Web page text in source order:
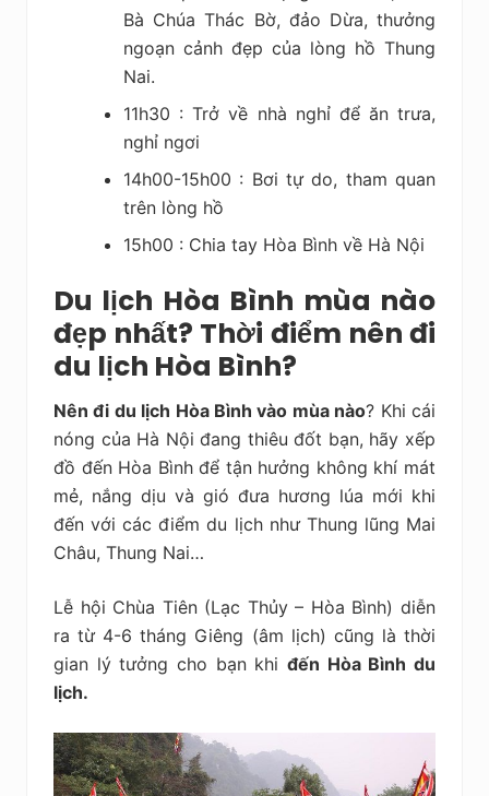
Bà Chúa Thác Bờ, đảo Dừa, thưởng
ngoạn cảnh đẹp của lòng hồ Thung
Nai.
11h30 : Trở về nhà nghỉ để ăn trưa,
nghỉ ngơi
14h00-15h00 : Bơi tự do, tham quan
trên lòng hồ
15h00 : Chia tay Hòa Bình về Hà Nội
Du lịch Hòa Bình mùa nào
đẹp nhất? Thời điểm nên đi
du lịch Hòa Bình?
Nên đi du lịch Hòa Bìnhvào mùa nào? Khi cái
nóng của Hà Nội đang thiêu đốt bạn, hãy xếp
đồ đến Hòa Bình để tận hưởng không khí mát
mẻ, nắng dịu và gió đưa hương lúa mới khi
đến với các điểm du lịch như Thung lũng Mai
Châu, Thung Nai…
Lễ hội Chùa Tiên (Lạc Thủy – Hòa Bình) diễn
ra từ 4-6 tháng Giêng (âm lịch) cũng là thời
gian lý tưởng cho bạn khi đến Hòa Bình du
lịch.